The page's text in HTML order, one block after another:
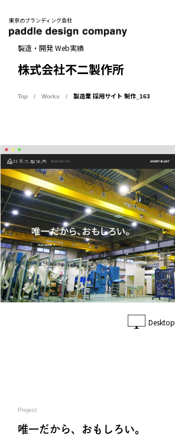
東京のブランディング会社
製造・開発 Web実績
株式会社不二製作所
Top Works 製造業 採用サイト 制作_163
Desktop
Project
唯一だから、おもしろい。